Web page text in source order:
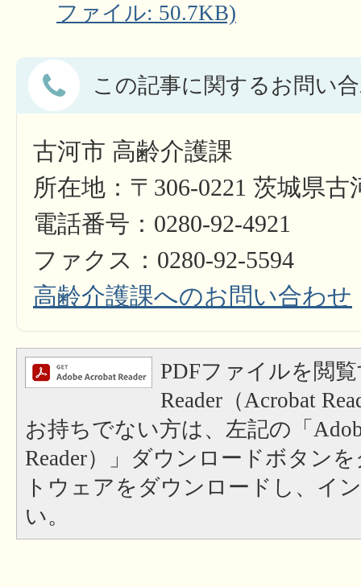
ファイル: 50.7KB)
この記事に関するお問い
古河市 高齢介護課
所在地：〒306-0221 茨城県
電話番号：0280-92-4921
ファクス：0280-92-5594
高齢介護課へのお問い合わせ
PDFファイルを閲
Reader（Acrobat
お持ちでない方は、左記の「
Reader）」ダウンロードボタン
トウェアをダウンロードし、イ
い。